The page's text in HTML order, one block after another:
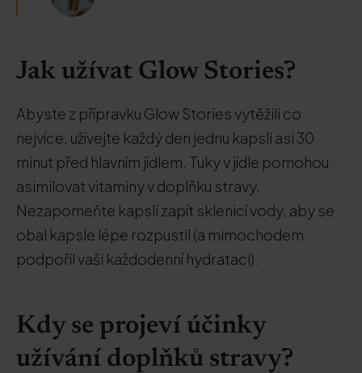
Jak užívat Glow Stories?
Abyste z přípravku Glow Stories vytěžili co
nejvíce, užívejte každý den jednu kapsli asi 30
minut před hlavním jídlem. Tuky v jídle pomohou
asimilovat vitaminy v doplňku stravy.
Nezapomeňte kapsli zapít sklenicí vody, aby se
obal kapsle lépe rozpustil (a mimochodem
podpořil vaši každodenní hydrataci).
Kdy se projeví účinky
užívání doplňků stravy?